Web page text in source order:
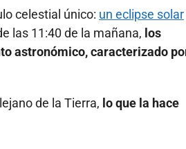
celestial único: un eclipse solar
las 11:40 de la mañana, los
astronómico, caracterizado
de la Tierra, lo que la hace